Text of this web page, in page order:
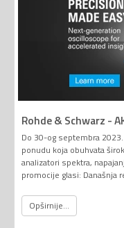
Rohde & Schwarz -
Do 30-og septembra
ponudu koja obuhvata
analizatori spektra,
promocije glasi: Današnja
Opširnije...